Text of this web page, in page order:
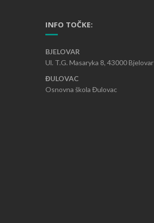
INFO TOČKE:
BJELOVAR
Ul. T.G. Masaryka 8, 43000 Bjelovar
ĐULOVAC
Osnovna škola Đulovac